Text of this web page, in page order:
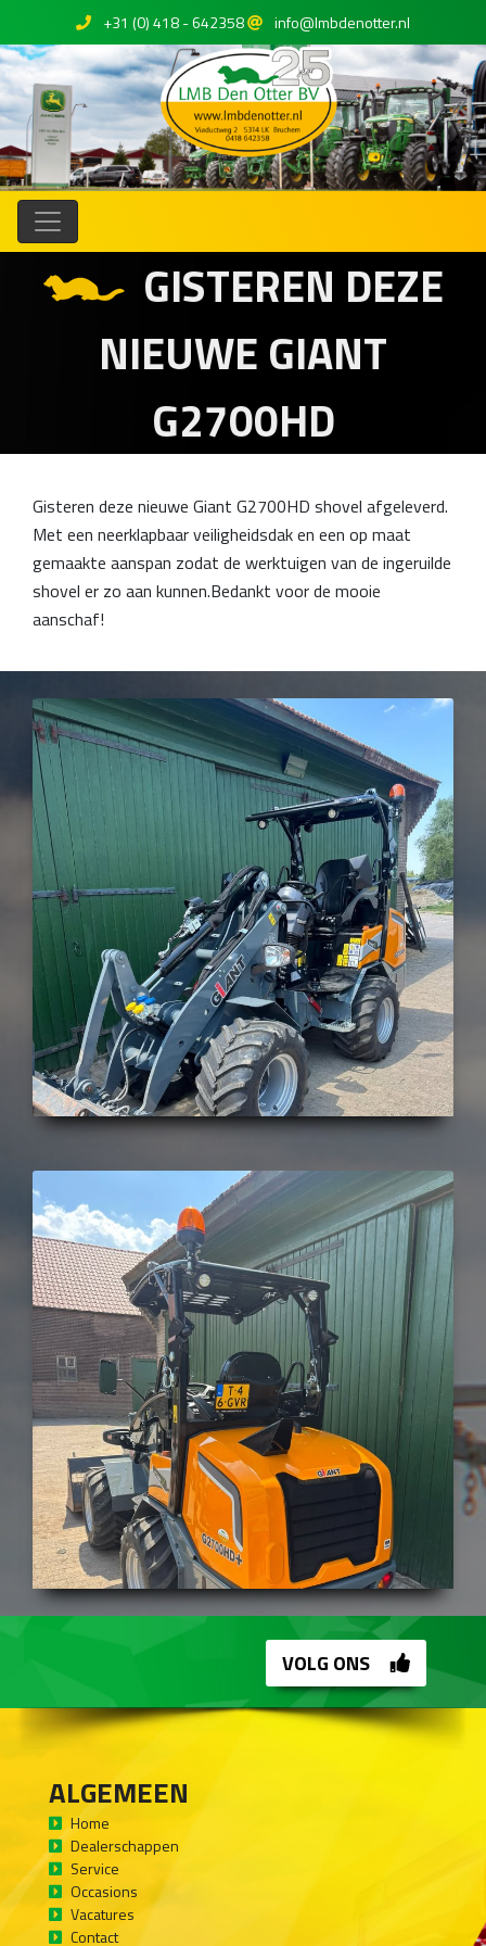
+31 (0) 418 - 642358 info@lmbdenotter.nl
GISTEREN DEZE
NIEUWE GIANT
G2700HD
Gisteren deze nieuwe Giant G2700HD shovel afgeleverd.
Met een neerklapbaar veiligheidsdak en een op maat
gemaakte aanspan zodat de werktuigen van de ingeruilde
shovel er zo aan kunnen.Bedankt voor de mooie
aanschaf!
VOLG ONS
ALGEMEEN
Home
Dealerschappen
Service
Occasions
Vacatures
Contact